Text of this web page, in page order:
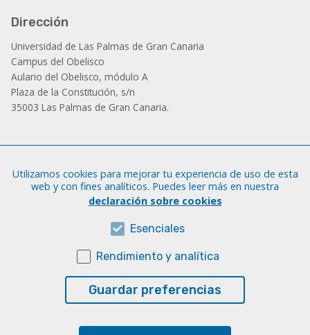
Dirección
Universidad de Las Palmas de Gran Canaria
Campus del Obelisco
Aulario del Obelisco, módulo A
Plaza de la Constitución, s/n
35003 Las Palmas de Gran Canaria.
Tfno.: +34 928 452 771 / 452 787
Fax: +34 928 451 701
Sobre esta web
Utilizamos cookies para mejorar tu experiencia de uso de esta
web y con fines analíticos. Puedes leer más en nuestra
declaración sobre cookies
Esenciales
Rendimiento y analítica
Guardar preferencias